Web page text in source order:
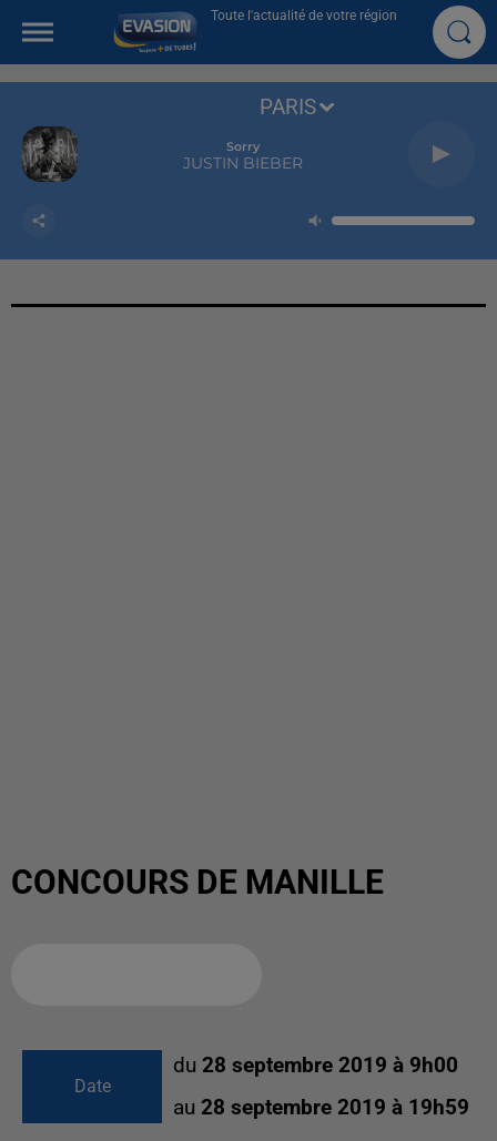
Toute l'actualité de votre région
Sorry
JUSTIN BIEBER
PARIS
CONCOURS DE MANILLE
Date
du 28 septembre 2019 à 9h00
au 28 septembre 2019 à 19h59